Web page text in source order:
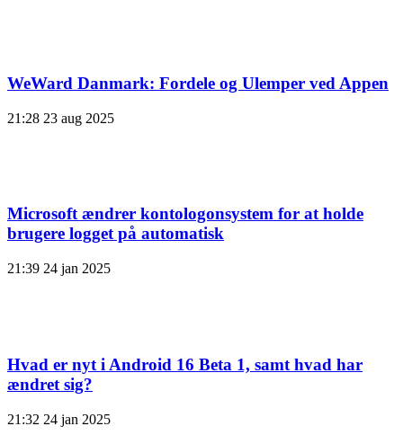
WeWard Danmark: Fordele og Ulemper ved Appen
21:28 23 aug 2025
Microsoft ændrer kontologonsystem for at holde
brugere logget på automatisk
21:39 24 jan 2025
Hvad er nyt i Android 16 Beta 1, samt hvad har
ændret sig?
21:32 24 jan 2025